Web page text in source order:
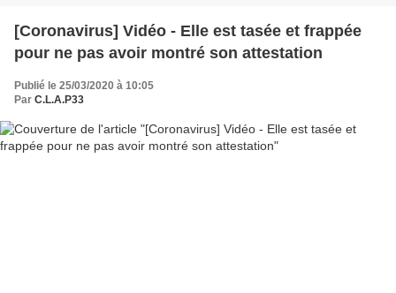
[Coronavirus] Vidéo - Elle est tasée et frappée
pour ne pas avoir montré son attestation
Publié le 25/03/2020 à 10:05
Par C.L.A.P33